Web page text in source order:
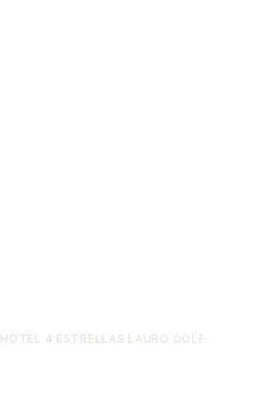
HOTEL 4 ESTRELLAS LAURO GOLF